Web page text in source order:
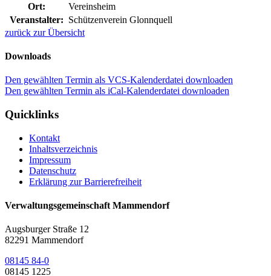
Ort:
Vereinsheim
Veranstalter: Schützenverein Glonnquell
zurück zur Übersicht
Downloads
Den gewählten Termin als VCS-Kalenderdatei downloaden
Den gewählten Termin als iCal-Kalenderdatei downloaden
Quicklinks
Kontakt
Inhaltsverzeichnis
Impressum
Datenschutz
Erklärung zur Barrierefreiheit
Verwaltungsgemeinschaft Mammendorf
Augsburger Straße 12
82291 Mammendorf
08145 84-0
08145 1225